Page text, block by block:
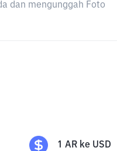
dan mengunggah Foto
1 AR ke USD